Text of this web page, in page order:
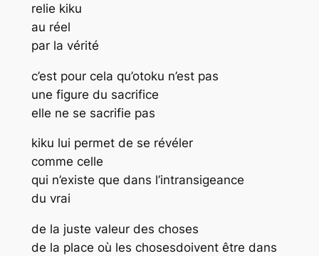
relie kiku
au réel
par la vérité
c’est pour cela qu’otoku n’est pas
une figure du sacrifice
elle ne se sacrifie pas
kiku lui permet de se révéler
comme celle
qui n’existe que dans l’intransigeance
du vrai
de la juste valeur des choses
de la place où les chosesdoivent être dans